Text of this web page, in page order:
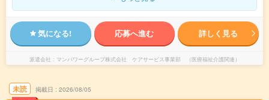
気になる! 応募へ進む 詳しく見る
派遣会社 マンパワーグループ株式会社 ケアサービス事業部 （医療福祉介護関連）
未読 掲載日 2026/08/05